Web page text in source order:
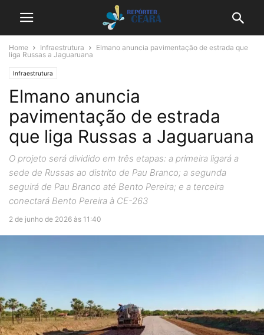
Home Infraestrutura
Elmano anuncia pavimentação de estrada que
liga Russas a Jaguaruana
Infraestrutura
Elmano anuncia
pavimentação de estrada
que liga Russas a Jaguaruana
O projeto será dividido em três etapas: a primeira ligará a
sede de Russas ao distrito de Pau Branco; a segunda
seguirá de Pau Branco até Bento Pereira; e a terceira
conectará Bento Pereira à CE-263
2 de junho de 2026 às 11:40